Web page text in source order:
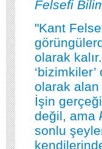
Felsefi
"Kant
olarak
olarak
İşin
değil, ama
sonlu